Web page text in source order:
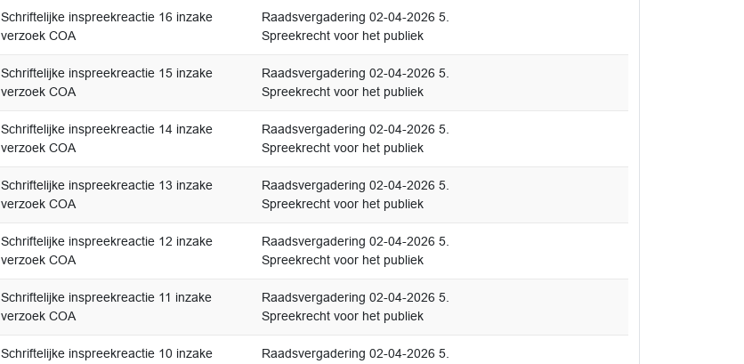
Schriftelijke inspreekreactie 16 inzake
verzoek COA
Raadsvergadering 02-04-2026 5.
Spreekrecht voor het publiek
Schriftelijke inspreekreactie 15 inzake
verzoek COA
Raadsvergadering 02-04-2026 5.
Spreekrecht voor het publiek
Schriftelijke inspreekreactie 14 inzake
verzoek COA
Raadsvergadering 02-04-2026 5.
Spreekrecht voor het publiek
Schriftelijke inspreekreactie 13 inzake
verzoek COA
Raadsvergadering 02-04-2026 5.
Spreekrecht voor het publiek
Schriftelijke inspreekreactie 12 inzake
verzoek COA
Raadsvergadering 02-04-2026 5.
Spreekrecht voor het publiek
Schriftelijke inspreekreactie 11 inzake
verzoek COA
Raadsvergadering 02-04-2026 5.
Spreekrecht voor het publiek
Schriftelijke inspreekreactie 10 inzake
Raadsvergadering 02-04-2026 5.